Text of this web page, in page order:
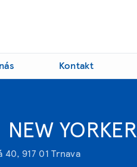
Kontakt
NEW YORKER
40, 917 01 Trnava